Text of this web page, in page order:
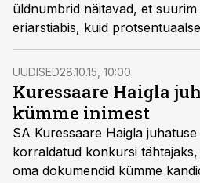
üldnumbrid näitavad, et
eriarstiabis, kuid
kindlustatute ravile välismaal.
UUDISED28.10.15, 10:00
Kuressaare Haigla
kümme inimest
SA Kuressaare Haigla juhatuse
korraldatud konkursi
oma dokumendid kümme